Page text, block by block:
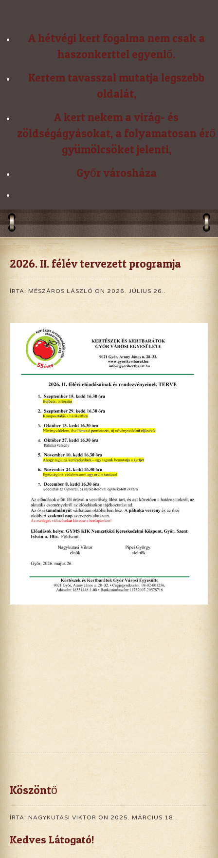
A hétvégi kert fogalma nem csak a
haszonkerttel egyenlő.
Kertem tavasszal mutatja legszebb
oldalát,
A kert nekem a virág- és
zöldségágyásokat, a folyamatosan érő
gyümölcsöket jelenti,
Győr városháza
2026. II. félév tervezett programja
ÍRTA: MÉSZÁROS LÁSZLÓ ON 2026. JÚLIUS 26..
Köszöntő
ÍRTA: NAGYKUTASI VIKTOR ON 2025. MÁRCIUS 18..
Kedves Látogató!